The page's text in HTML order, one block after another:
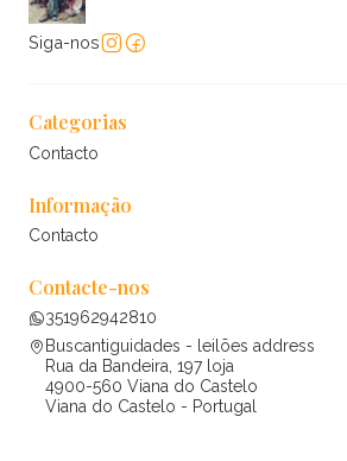
Siga-nos
Categorias
Contacto
Informação
Contacto
Contacte-nos
351962942810
Buscantiguidades - leilões address
Rua da Bandeira, 197 loja
4900-560 Viana do Castelo
Viana do Castelo - Portugal